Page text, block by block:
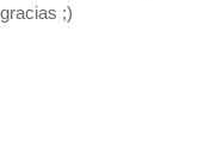
gracias ;)